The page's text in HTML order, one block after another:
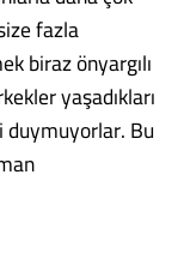
fazla
biraz önyargılı
yaşadıkları
Bu